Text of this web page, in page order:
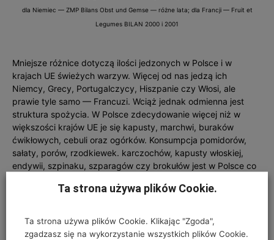
dla Niemiec — ZMP Bilans Obst und Gemse — różne lata; dla Francji — Fruit et
Legumes BILAN 2000 i 2001
Mniejsze różnice dotyczą ilości jedzonych w Polsce i w
krajach UE świeżych warzyw. Więcej od nas jedzą ich
Niemcy, Grecy, Portugalczycy, Hiszpanie czy Włosi, ale
prawie tyle samo — Francuzi. Wciąż jednak odmienna jest
struktura spożycia. W Polsce zdecydowanie więcej niż w
większości krajów UE je się kapusty, marchwi, buraków
ćwikłowych, cebuli oraz ogórków. Konsumpcja pomidorów,
sałaty, porów, rzodkiewek. karczochów, kapusty włoskiej,
endywii, szpinaku, szparagów czy brokułów jest w Polsce co
Wspólnoty. Także podaż tych produktów jest u nas znacznie
Ta strona używa plików Cookie.
Ta strona używa plików Cookie. Klikając "Zgoda",
zgadzasz się na wykorzystanie wszystkich plików Cookie.